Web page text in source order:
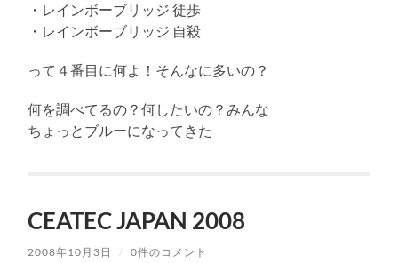
・レインボーブリッジ 徒歩
・レインボーブリッジ 自殺
って４番目に何よ！そんなに多いの？
何を調べてるの？何したいの？みんな
ちょっとブルーになってきた
CEATEC JAPAN 2008
2008年10月3日 / 0件のコメント